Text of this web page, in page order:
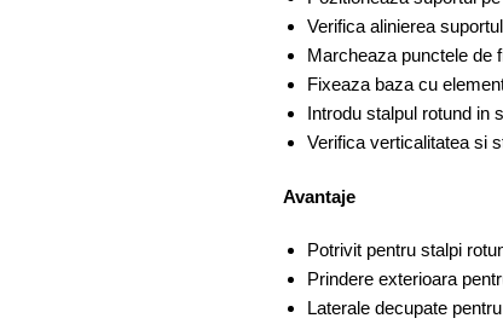
Verifica alinierea
Marcheaza punctele de
Fixeaza baza cu
Introdu stalpul rotund in
Verifica verticalitatea si
Avantaje
Potrivit pentru stalpi
Prindere exterioara
Laterale decupate